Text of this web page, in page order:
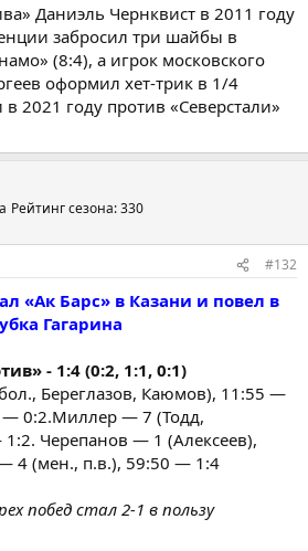
Даниэль Чернквист в 2011 году
забросил три шайбы в
(8:4), а игрок московского
оформил хет-трик в 1/4
2021 году против «Северстали»
Рейтинг сезона: 330
#132
«Ак Барс» в Казани и повел в
Гагарина
- 1:4 (0:2, 1:1, 0:1)
Береглазов, Каюмов), 11:55 —
0:2.Миллер — 7 (Тодд,
Черепанов — 1 (Алексеев),
4 (мен., п.в.), 59:50 — 1:4
побед стал 2-1 в пользу